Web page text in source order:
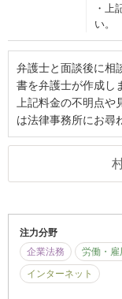
・上
い。
弁護士と面談後に相
書を弁護士が作成し
上記料金の不明点
は法律事務所にお尋
注力分野
企業法務
労働・雇
インターネット